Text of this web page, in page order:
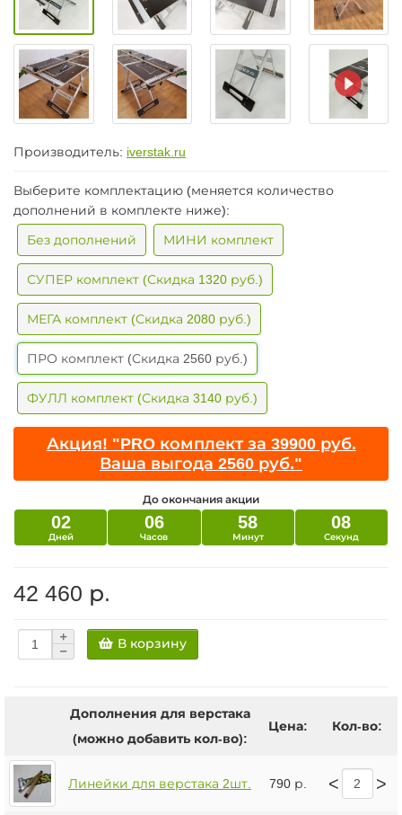
Производитель: iverstak.ru
Выберите комплектацию (меняется количество
дополнений в комплекте ниже):
Без дополнений МИНИ комплект
СУПЕР комплект (Скидка 1320 руб.)
МЕГА комплект (Скидка 2080 руб.)
ПРО комплект (Скидка 2560 руб.)
ФУЛЛ комплект (Скидка 3140 руб.)
Акция! "PRO комплект за 39900 руб.
Ваша выгода 2560 руб."
До окончания акции
02
Дней
06
Часов
58
Минут
07
Секунд
42 460 р.
В корзину
Дополнения для верстака
(можно добавить кол-во):
Цена: Кол-во:
Линейки для верстака 2шт. 790 р. < >